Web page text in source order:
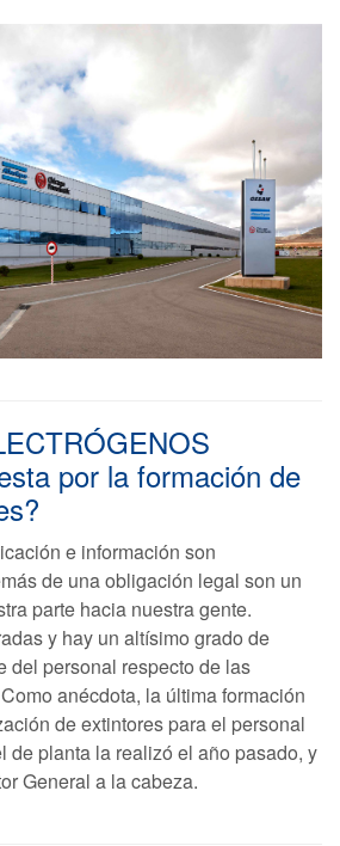
por la formación de
e información son
de una obligación legal son un
parte hacia nuestra gente.
y hay un altísimo grado de
del personal respecto de las
anécdota, la última formación
de extintores para el personal
de planta la realizó el año pasado, y
General a la cabeza.